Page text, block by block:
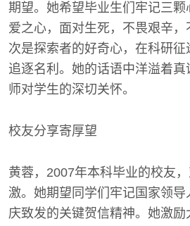
期望。她希望毕业生们牢记三
爱之心，面对生死，不畏艰辛
次是探索者的好奇心，在科研
追逐名利。她的话语中洋溢着
师对学生的深切关怀。
校友分享寄厚望
黄蓉，2007年本科毕业的校友
激。她期望同学们牢记国家领
庆致发的关键贺信精神。她激